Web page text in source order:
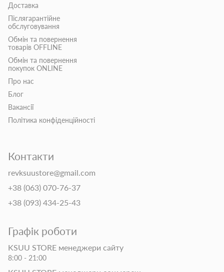
Доставка
Післягарантійне
обслуговування
Обмін та повернення
товарів OFFLINE
Обмін та повернення
покупок ONLINE
Про нас
Блог
Вакансії
Політика конфіденційності
Контакти
revksuustore@gmail.com
+38 (063) 070-76-37
+38 (093) 434-25-43
Графік роботи
KSUU STORE менеджери сайту
8:00 - 21:00